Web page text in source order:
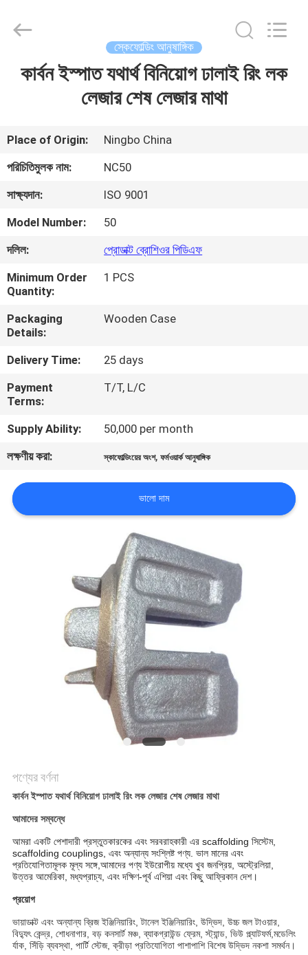
বাড়ি
ভিডিও
আমাদের
সম্বন্ধে
কারখানা
পরিদর্শন
গুণমান
নিয়ন্ত্রণ
আমাদের
সাথে
যোগাযোগ
খবর
Foundry
CO.,LTD.
স্কেফোল্ডিং আনুষাঙ্গিক
কার্বন ইস্পাত যথার্থ বিনিয়োগ ঢালাই রিং লক
লেজার শেষ লেজার মাথা
Place of Origin:
Ningbo China
পরিচিতিমুলক নাম:
NC50
সাক্ষ্যদান:
ISO 9001
Model Number:
50
দলিল:
প্রোডাক্ট ব্রোশিওর পিডিএফ
Minimum Order
Quantity:
1 PCS
Packaging
Details:
Wooden Case
Delivery Time:
25 days
Payment
Terms:
T/T, L/C
Supply Ability:
50,000 per month
লক্ষণীয় করা:
স্কাফোল্ডিংয়ের অংশ,ফর্মওয়ার্ক আনুষাঙ্গিক
ভালো দাম
পণ্যের বর্ণনা
কার্বন ইস্পাত যথার্থ বিনিয়োগ ঢালাই রিং লক লেজার শেষ লেজার মাথা
আমাদের সম্বন্ধে
আমরা একটি পেশাদারী প্রস্তুতকারকের এবং সরবরাহকারী এর scaffolding সিস্টেম,
scaffolding couplings, এবং অন্যান্য সংশ্লিষ্ট পণ্য. ভাল মানের এবং
প্রতিযোগিতামূলক মূল্য সঙ্গে,আমাদের পণ্য ইউরোপীয় মধ্যে খুব জনপ্রিয়, অস্ট্রেলিয়া,
উত্তর আমেরিকা, মধ্যপ্রাচ্য, এবং দক্ষিণ-পূর্ব এশিয়া এবং কিছু আফ্রিকান দেশ।
প্রয়োগ
ভায়াডাক্ট এবং অন্যান্য ব্রিজ ইঞ্জিনিয়ারিং, টানেল ইঞ্জিনিয়ারিং, উদ্ভিদ, উচ্চ জল টাওয়ার,
বিদ্যুৎ কেন্দ্র, শোধনাগার, বড় কনসার্ট মঞ্চ, ব্যাকগ্রাউন্ড ফ্রেম, স্ট্যান্ড, ভিউ প্ল্যাটফর্ম,মডেলিং
র্যাক, সিঁড়ি ব্যবস্থা, পার্টি স্টেজ, ক্রীড়া প্রতিযোগিতা পাশাপাশি বিশেষ উদ্ভিদ নকশা সমর্থন।